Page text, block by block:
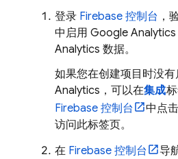
登录 Firebase 控制台 ，
中启用 Google Analytics
Analytics 数据。
如果您在创建项目时没有
Analytics ，可以在集成
Firebase 控制台 中点击
访问此标签页。
在 Firebase 控制台 导